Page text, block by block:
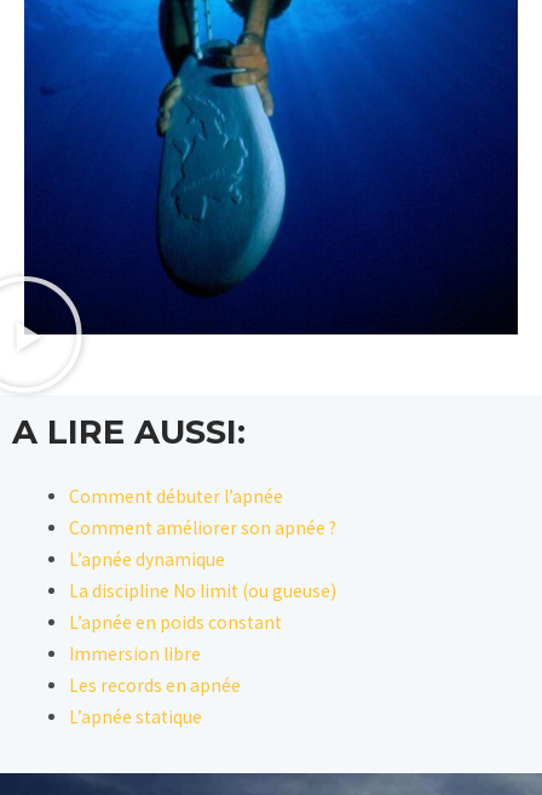
A LIRE AUSSI:
Comment débuter l’apnée
Comment améliorer son apnée ?
L’apnée dynamique
La discipline No limit (ou gueuse)
L’apnée en poids constant
Immersion libre
Les records en apnée
L’apnée statique